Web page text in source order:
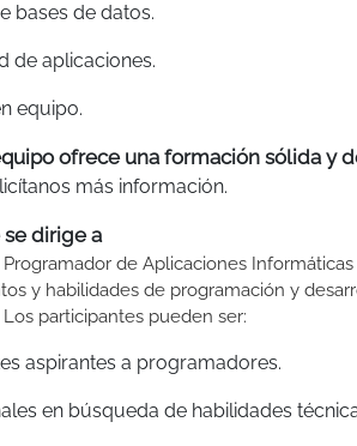
bases de datos.
de aplicaciones.
equipo.
ofrece una formación sólida y
más información.
dirige a
Programador de Aplicaciones
y habilidades de programación y
participantes pueden ser:
aspirantes a programadores.
en búsqueda de habilidades